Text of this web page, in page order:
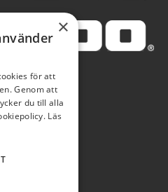
×
för att
Genom att
du till alla
Läs